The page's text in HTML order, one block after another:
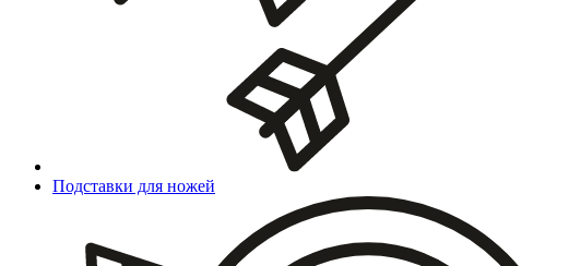
Подставки для ножей